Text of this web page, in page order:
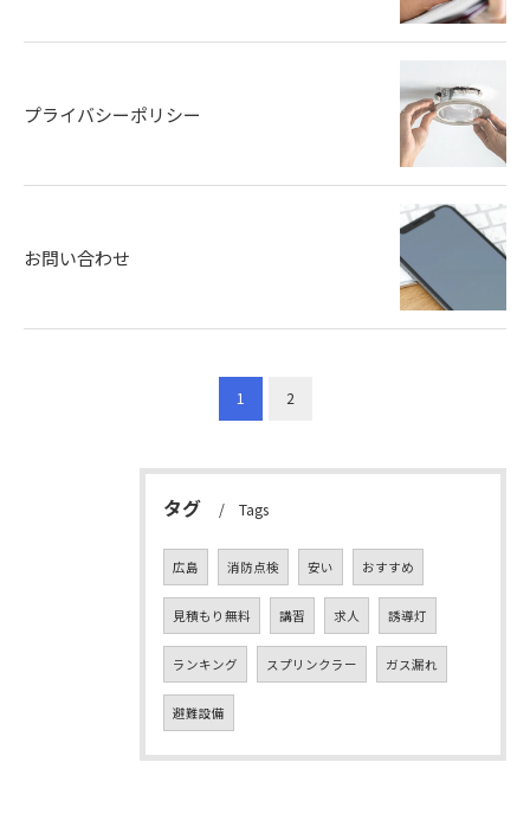
プライバシーポリシー
お問い合わせ
1 2
タグ Tags
広島 消防点検 安い おすすめ
見積もり無料 講習 求人 誘導灯
ランキング スプリンクラー ガス漏れ
避難設備